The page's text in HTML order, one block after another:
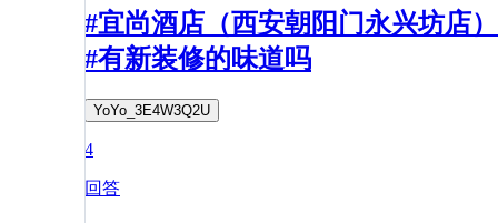
#宜尚酒店（西安朝阳门永兴坊店）
#有新装修的味道吗
YoYo_3E4W3Q2U
4
回答